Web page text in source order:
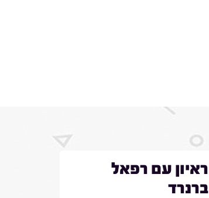
ראיון עם רפאל
ברנרד